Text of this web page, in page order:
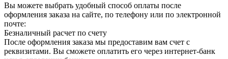
Вы можете выбрать удобный способ оплаты после
оформления заказа на сайте, по телефону или по электронной
почте:
Безналичный расчет по счету
После оформления заказа мы предоставим вам счет с
реквизитами. Вы сможете оплатить его через интернет-банк